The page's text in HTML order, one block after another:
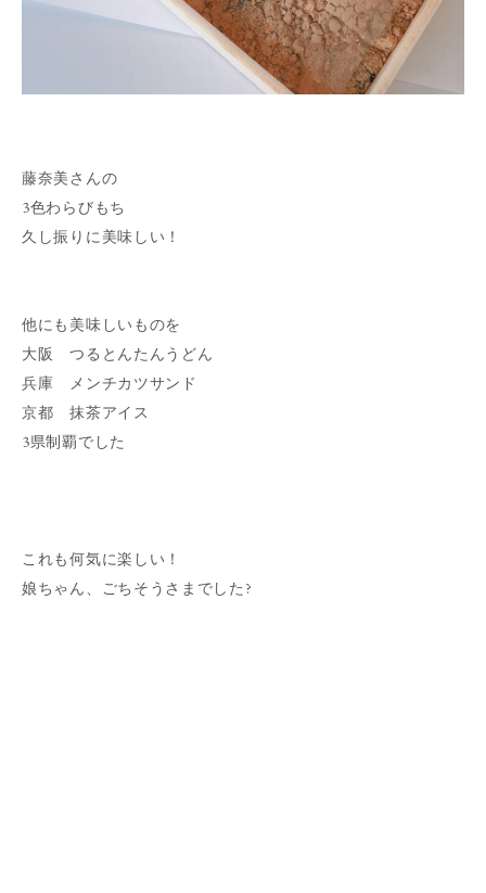
藤奈美さんの
3色わらびもち
久し振りに美味しい！
他にも美味しいものを
大阪 つるとんたんうどん
兵庫 メンチカツサンド
京都 抹茶アイス
3県制覇でした
これも何気に楽しい！
娘ちゃん、ごちそうさまでした?